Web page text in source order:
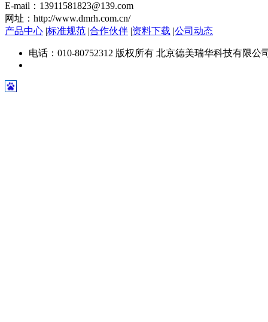
E-mail：13911581823@139.com
网址：http://www.dmrh.com.cn/
产品中心 |标准规范 |合作伙伴 |资料下载 |公司动态
电话：010-80752312 版权所有 北京德美瑞华科技有限公